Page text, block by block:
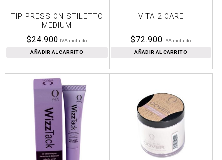
TIP PRESS ON STILETTO
MEDIUM
$24.900 IVA incluido
AÑADIR AL CARRITO
VITA 2 CARE
$72.900 IVA incluido
AÑADIR AL CARRITO